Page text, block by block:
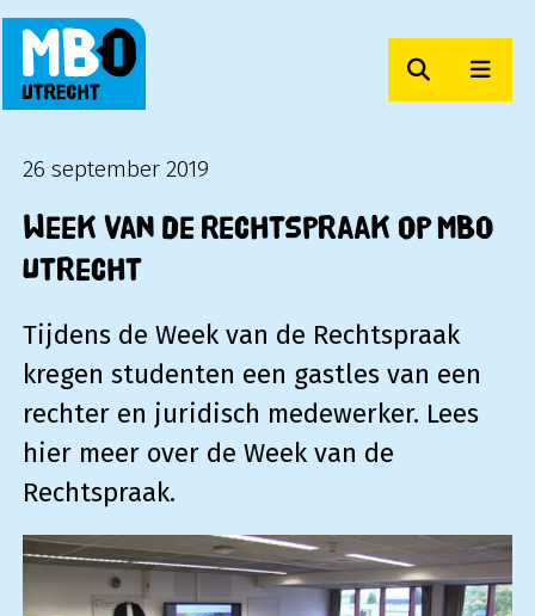
Zoeken
26 september 2019
Week van de Rechtspraak op MBO
Utrecht
Tijdens de Week van de Rechtspraak
kregen studenten een gastles van een
rechter en juridisch medewerker. Lees
hier meer over de Week van de
Rechtspraak.